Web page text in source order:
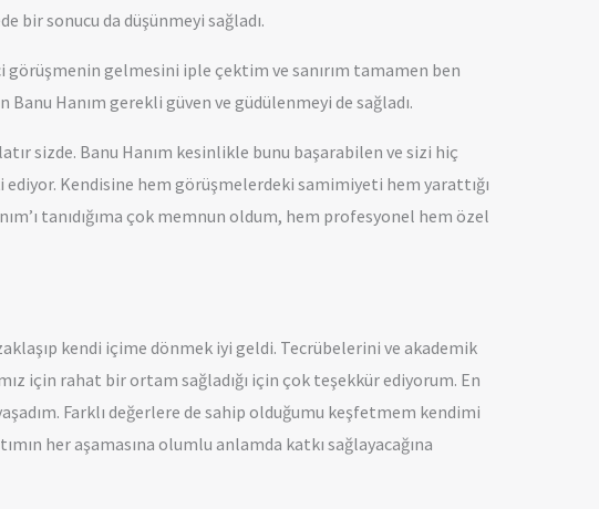
bir sonucu da düşünmeyi sağladı.
gelmesini iple çektim ve sanırım tamamen ben
Hanım gerekli güven ve güdülenmeyi de sağladı.
sizde. Banu Hanım kesinlikle bunu başarabilen ve sizi hiç
Kendisine hem görüşmelerdeki samimiyeti hem yarattığı
tanıdığıma çok memnun oldum, hem profesyonel hem özel
kendi içime dönmek iyi geldi. Tecrübelerini ve akademik
için rahat bir ortam sağladığı için çok teşekkür ediyorum. En
Farklı değerlere de sahip olduğumu keşfetmem kendimi
her aşamasına olumlu anlamda katkı sağlayacağına